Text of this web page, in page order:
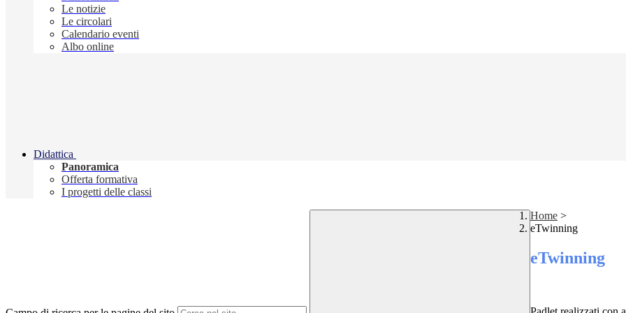
Le notizie
Le circolari
Calendario eventi
Albo online
Didattica
Panoramica
Offerta formativa
I progetti delle classi
Home >
eTwinning
eTwinning